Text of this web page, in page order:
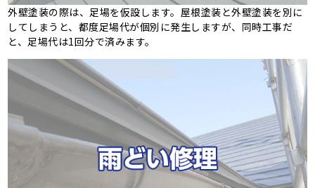
外壁塗装の際は、足場を仮設します。屋根塗装と外壁塗装を別に
してしまうと、都度足場代が個別に発生しますが、同時工事だ
と、足場代は1回分で済みます。